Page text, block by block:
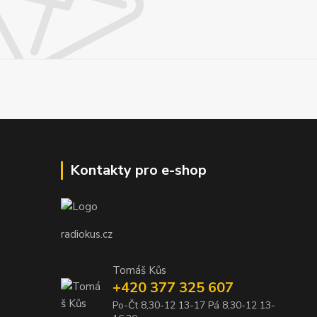
Kontakty pro e-shop
radiokus.cz
Tomáš Kůs
+420 377 325 607
Po-Čt 8,30-12 13-17 Pá 8,30-12 13-